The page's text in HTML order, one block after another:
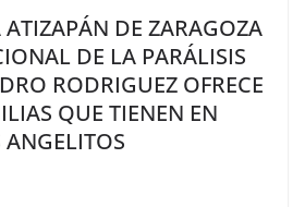
DE ZARAGOZA
DE LA PARÁLISIS
RODRIGUEZ OFRECE
QUE TIENEN EN
ANGELITOS